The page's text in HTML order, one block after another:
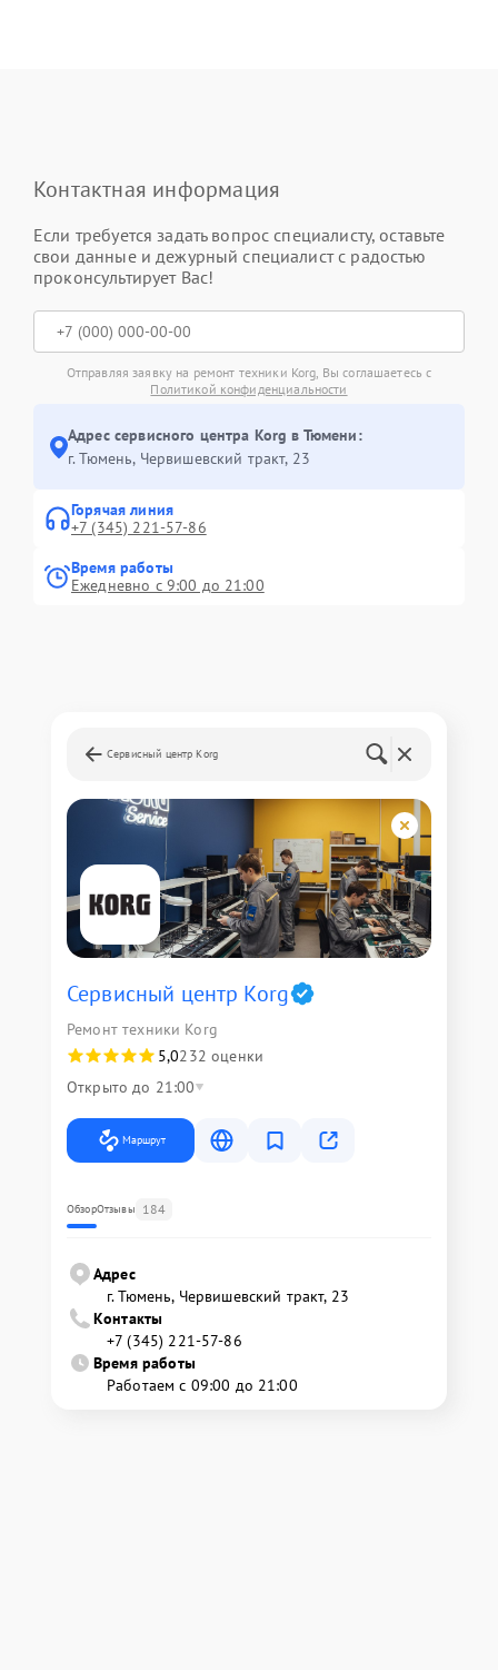
Контактная информация
Если требуется задать вопрос специалисту, оставьте
свои данные и дежурный специалист с радостью
проконсультирует Вас!
Отправляя заявку на ремонт техники Korg, Вы соглашаетесь с
Политикой конфиденциальности
Адрес сервисного центра Korg в Тюмени:
г. Тюмень, ​Червишевский тракт, 23
Горячая линия
+7 (345) 221-57-86
Время работы
Ежедневно с 9:00 до 21:00
Сервисный центр Korg
Сервисный центр Korg
Ремонт техники Korg
5,0232 оценки
Открыто до 21:00
Маршрут
ОбзорОтзывы 184
Адрес
г. Тюмень, ​Червишевский тракт, 23
Контакты
+7 (345) 221-57-86
Время работы
Работаем с 09:00 до 21:00